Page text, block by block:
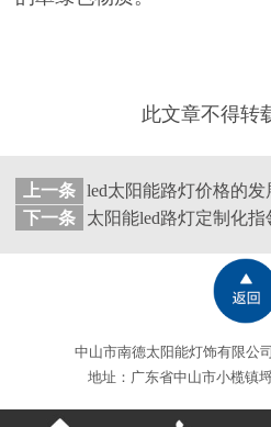
此文章不得转载
上一条
下一条
中山市南德太阳能灯饰有限
地址：广东省中山市小榄镇